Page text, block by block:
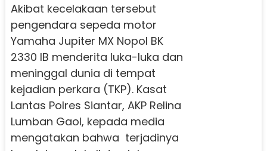
Akibat kecelakaan tersebut
pengendara sepeda motor
Yamaha Jupiter MX Nopol BK
2330 IB menderita luka-luka dan
meninggal dunia di tempat
kejadian perkara (TKP). Kasat
Lantas Polres Siantar, AKP Relina
Lumban Gaol, kepada media
mengatakan bahwa terjadinya